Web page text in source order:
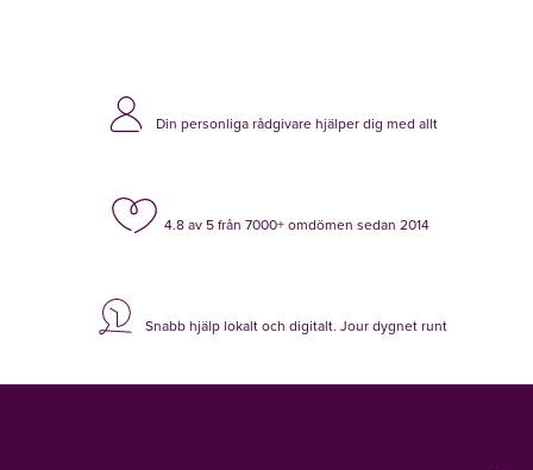
Din personliga rådgivare hjälper dig med allt
4.8 av 5 från 7000+ omdömen sedan 2014
Snabb hjälp lokalt och digitalt. Jour dygnet runt